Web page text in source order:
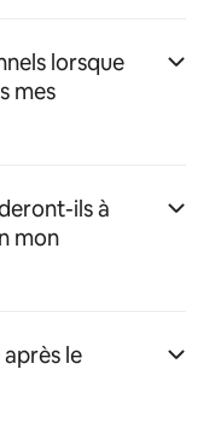
lorsque
mes
ils à
mon
le